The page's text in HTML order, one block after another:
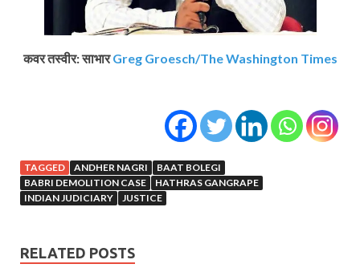
कवर तस्वीर: साभार Greg Groesch/The Washington Times
TAGGED ANDHER NAGRI
BAAT BOLEGI
BABRI DEMOLITION CASE
HATHRAS GANGRAPE
INDIAN JUDICIARY
JUSTICE
RELATED POSTS